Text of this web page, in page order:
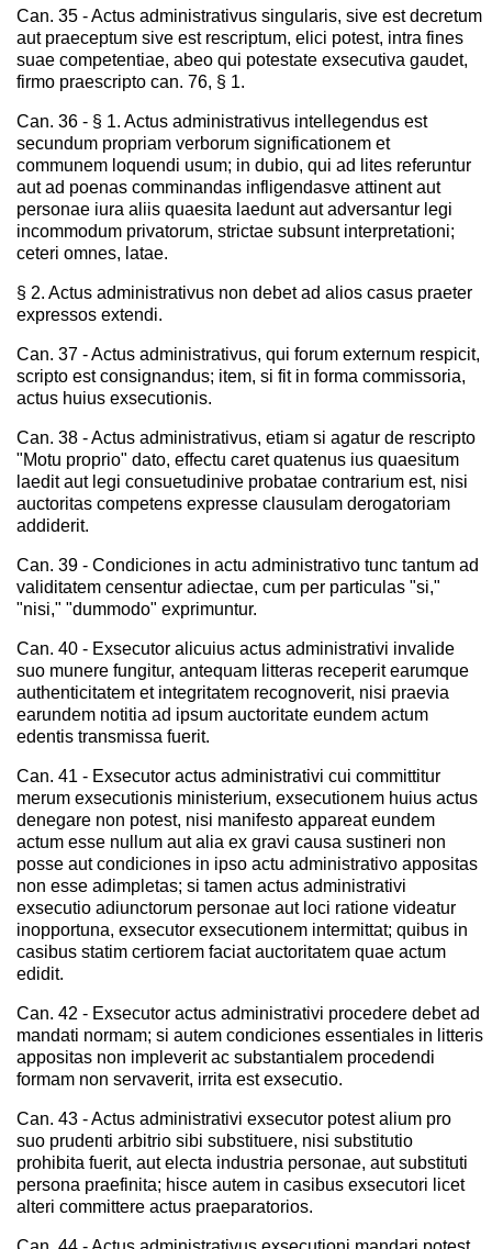
Can. 35 - Actus administrativus singularis, sive est decretum
aut praeceptum sive est rescriptum, elici potest, intra fines
suae competentiae, abeo qui potestate exsecutiva gaudet,
firmo praescripto can. 76, § 1.
Can. 36 - § 1. Actus administrativus intellegendus est
secundum propriam verborum significationem et
communem loquendi usum; in dubio, qui ad lites referuntur
aut ad poenas comminandas infligendasve attinent aut
personae iura aliis quaesita laedunt aut adversantur legi
incommodum privatorum, strictae subsunt interpretationi;
ceteri omnes, latae.
§ 2. Actus administrativus non debet ad alios casus praeter
expressos extendi.
Can. 37 - Actus administrativus, qui forum externum respicit,
scripto est consignandus; item, si fit in forma commissoria,
actus huius exsecutionis.
Can. 38 - Actus administrativus, etiam si agatur de rescripto
"Motu proprio" dato, effectu caret quatenus ius quaesitum
laedit aut legi consuetudinive probatae contrarium est, nisi
auctoritas competens expresse clausulam derogatoriam
addiderit.
Can. 39 - Condiciones in actu administrativo tunc tantum ad
validitatem censentur adiectae, cum per particulas "si,"
"nisi," "dummodo" exprimuntur.
Can. 40 - Exsecutor alicuius actus administrativi invalide
suo munere fungitur, antequam litteras receperit earumque
authenticitatem et integritatem recognoverit, nisi praevia
earundem notitia ad ipsum auctoritate eundem actum
edentis transmissa fuerit.
Can. 41 - Exsecutor actus administrativi cui committitur
merum exsecutionis ministerium, exsecutionem huius actus
denegare non potest, nisi manifesto appareat eundem
actum esse nullum aut alia ex gravi causa sustineri non
posse aut condiciones in ipso actu administrativo appositas
non esse adimpletas; si tamen actus administrativi
exsecutio adiunctorum personae aut loci ratione videatur
inopportuna, exsecutor exsecutionem intermittat; quibus in
casibus statim certiorem faciat auctoritatem quae actum
edidit.
Can. 42 - Exsecutor actus administrativi procedere debet ad
mandati normam; si autem condiciones essentiales in litteris
appositas non impleverit ac substantialem procedendi
formam non servaverit, irrita est exsecutio.
Can. 43 - Actus administrativi exsecutor potest alium pro
suo prudenti arbitrio sibi substituere, nisi substitutio
prohibita fuerit, aut electa industria personae, aut substituti
persona praefinita; hisce autem in casibus exsecutori licet
alteri committere actus praeparatorios.